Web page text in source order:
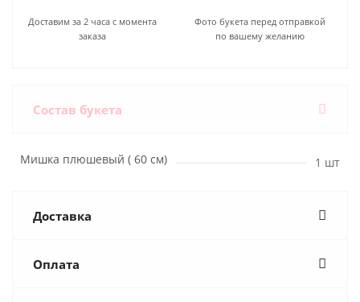
Доставим за 2 часа с момента
заказа
Фото букета перед отправкой
по вашему желанию
Состав букета
Мишка плюшевый ( 60 см) 1 шт
Доставка
Оплата